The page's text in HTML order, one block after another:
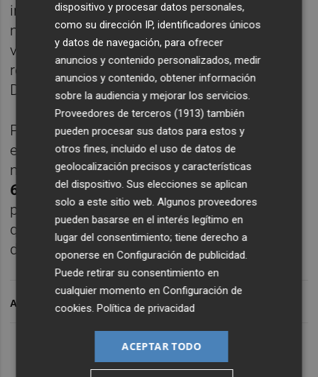
Lo Más Escuchado
intrahistorias de la radio, bragas de señoras
mayores y sus grandes momentos de
valencianismo en vena. Desde los
respectivos domicilios de cada tertuliano.
Dirigido y presentado porPaco Polit
Puedessuscribirtepara recibir cada nuevo
episodio a través de WhatsApp enviando un
mensaje con el textoVEUS FE CEal
605.66.36.70.Si estás en un smartphone,
puedes hacerlo pinchandoaquí. Recuerda
que debes guardar el número en la agenda
de tu móvil.
ARCHIVADO EN
dispositivo y procesar datos personales,
como su dirección IP, identificadores únicos
y datos de navegación, para ofrecer
anuncios y contenido personalizados, medir
anuncios y contenido, obtener información
sobre la audiencia y mejorar los servicios.
Proveedores de terceros (1913) también
pueden procesar sus datos para estos y
otros fines, incluido el uso de datos de
geolocalización precisos y características
del dispositivo. Sus elecciones se aplican
solo a este sitio web. Algunos proveedores
pueden basarse en el interés legítimo en
lugar del consentimiento; tiene derecho a
oponerse enConfiguración de publicidad.
Puede retirar su consentimiento en
cualquier momento enConfiguración de
cookies.Política de privacidad
ACEPTAR TODO